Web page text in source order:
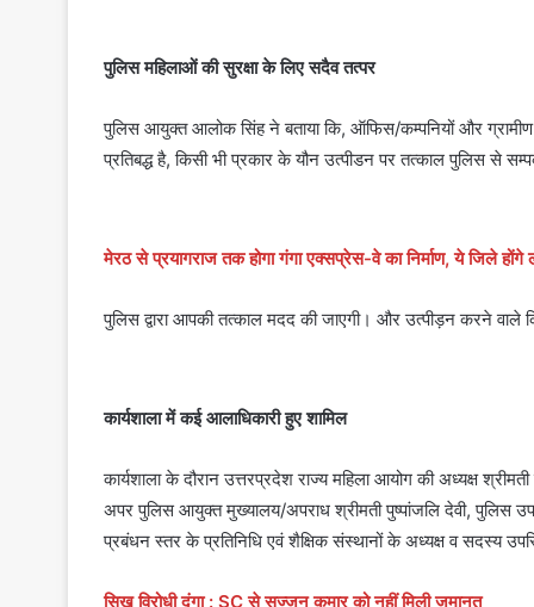
पुलिस महिलाओं की सुरक्षा के लिए सदैव तत्पर
पुलिस आयुक्त आलोक सिंह ने बताया कि, ऑफिस/कम्पनियों और ग्रामीण
प्रतिबद्ध है, किसी भी प्रकार के यौन उत्पीडन पर तत्काल पुलिस से
मेरठ से प्रयागराज तक होगा गंगा एक्सप्रेस-वे का निर्माण, ये जिले होंगे
पुलिस द्वारा आपकी तत्काल मदद की जाएगी। और उत्पीड़न करने वाले
कार्यशाला में कई आलाधिकारी हुए शामिल
कार्यशाला के दौरान उत्तरप्रदेश राज्य महिला आयोग की अध्यक्ष
अपर पुलिस आयुक्त मुख्यालय/अपराध श्रीमती पुष्पांजलि देवी, पुलिस
प्रबंधन स्तर के प्रतिनिधि एवं शैक्षिक संस्थानों के अध्यक्ष व सदस्य
सिख विरोधी दंगा : SC से सज्जन कुमार को नहीं मिली जमानत